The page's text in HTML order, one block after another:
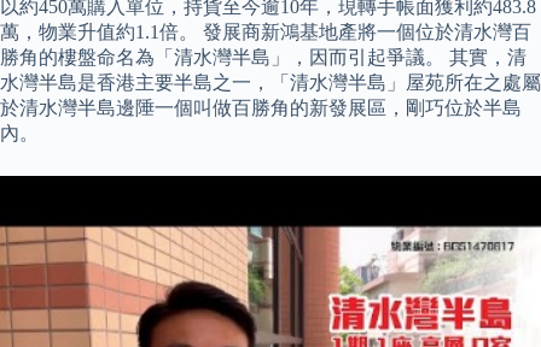
以約450萬購入單位，持貨至今逾10年，現轉手帳面獲利約483.8
萬，物業升值約1.1倍。 發展商新鴻基地產將一個位於清水灣百
勝角的樓盤命名為「清水灣半島」，因而引起爭議。 其實，清
水灣半島是香港主要半島之一，「清水灣半島」屋苑所在之處屬
於清水灣半島邊陲一個叫做百勝角的新發展區，剛巧位於半島
內。